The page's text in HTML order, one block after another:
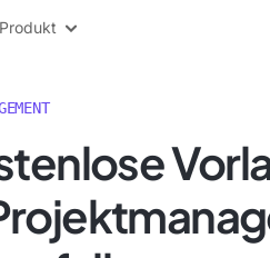
Produkt